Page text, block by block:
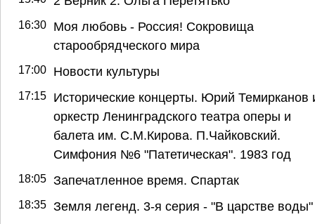
16:30
Моя любовь - Россия! Сокровища
старообрядческого мира
17:00 Новости культуры
17:15
Исторические концерты. Юрий Темирканов
оркестр Ленинградского театра оперы и
балета им. С.М.Кирова. П.Чайковский.
Симфония №6 "Патетическая". 1983 год
18:05 Запечатленное время. Спартак
18:35 Земля легенд. 3-я серия - "В царстве воды"